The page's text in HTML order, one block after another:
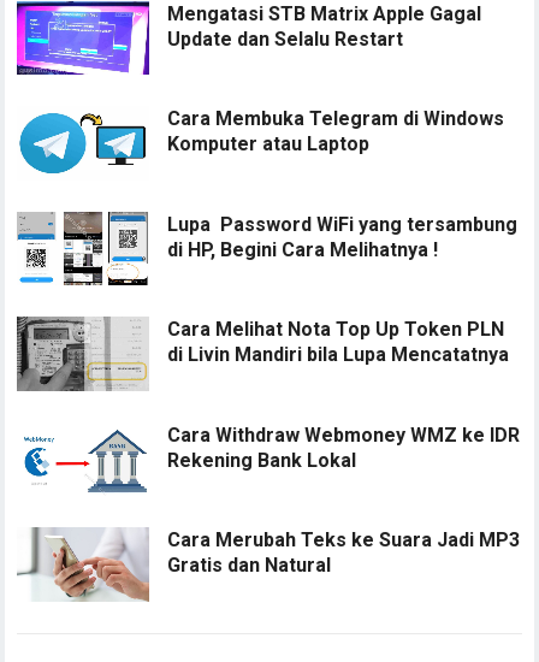
Mengatasi STB Matrix Apple Gagal
Update dan Selalu Restart
Cara Membuka Telegram di Windows
Komputer atau Laptop
Lupa Password WiFi yang tersambung
di HP, Begini Cara Melihatnya !
Cara Melihat Nota Top Up Token PLN
di Livin Mandiri bila Lupa Mencatatnya
Cara Withdraw Webmoney WMZ ke IDR
Rekening Bank Lokal
Cara Merubah Teks ke Suara Jadi MP3
Gratis dan Natural